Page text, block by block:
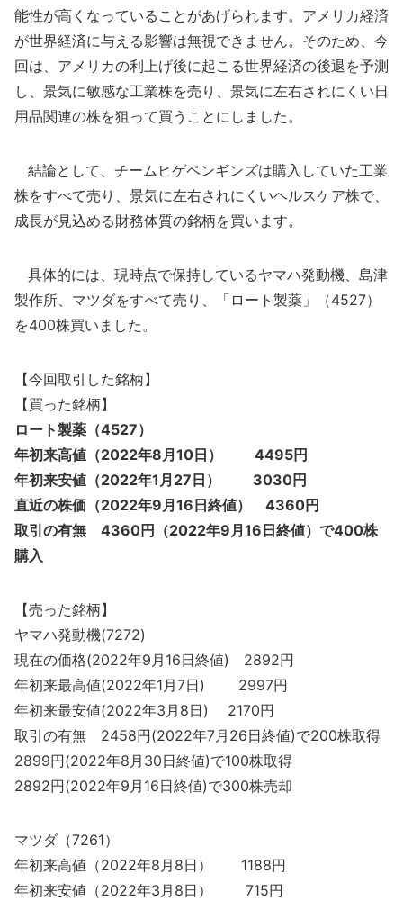
能性が高くなっていることがあげられます。アメリカ経済
が世界経済に与える影響は無視できません。そのため、今
回は、アメリカの利上げ後に起こる世界経済の後退を予測
し、景気に敏感な工業株を売り、景気に左右されにくい日
用品関連の株を狙って買うことにしました。
結論として、チームヒゲペンギンズは購入していた工業
株をすべて売り、景気に左右されにくいヘルスケア株で、
成長が見込める財務体質の銘柄を買います。
具体的には、現時点で保持しているヤマハ発動機、島津
製作所、マツダをすべて売り、「ロート製薬」（4527）
を400株買いました。
【今回取引した銘柄】
【買った銘柄】
ロート製薬（4527）
年初来高値（2022年8月10日） 4495円
年初来安値（2022年1月27日） 3030円
直近の株価（2022年9月16日終値） 4360円
取引の有無 4360円（2022年9月16日終値）で400株
購入
【売った銘柄】
ヤマハ発動機(7272)
現在の価格(2022年9月16日終値) 2892円
年初来最高値(2022年1月7日) 2997円
年初来最安値(2022年3月8日) 2170円
取引の有無 2458円(2022年7月26日終値)で200株取得
2899円(2022年8月30日終値)で100株取得
2892円(2022年9月16日終値)で300株売却
マツダ（7261）
年初来高値（2022年8月8日） 1188円
年初来安値（2022年3月8日） 715円